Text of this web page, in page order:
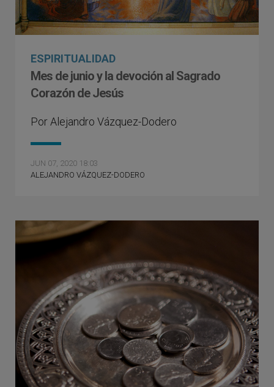
ESPIRITUALIDAD
Mes de junio y la devoción al Sagrado
Corazón de Jesús
Por Alejandro Vázquez-Dodero
JUN 07, 2020 18:03
ALEJANDRO VÁZQUEZ-DODERO